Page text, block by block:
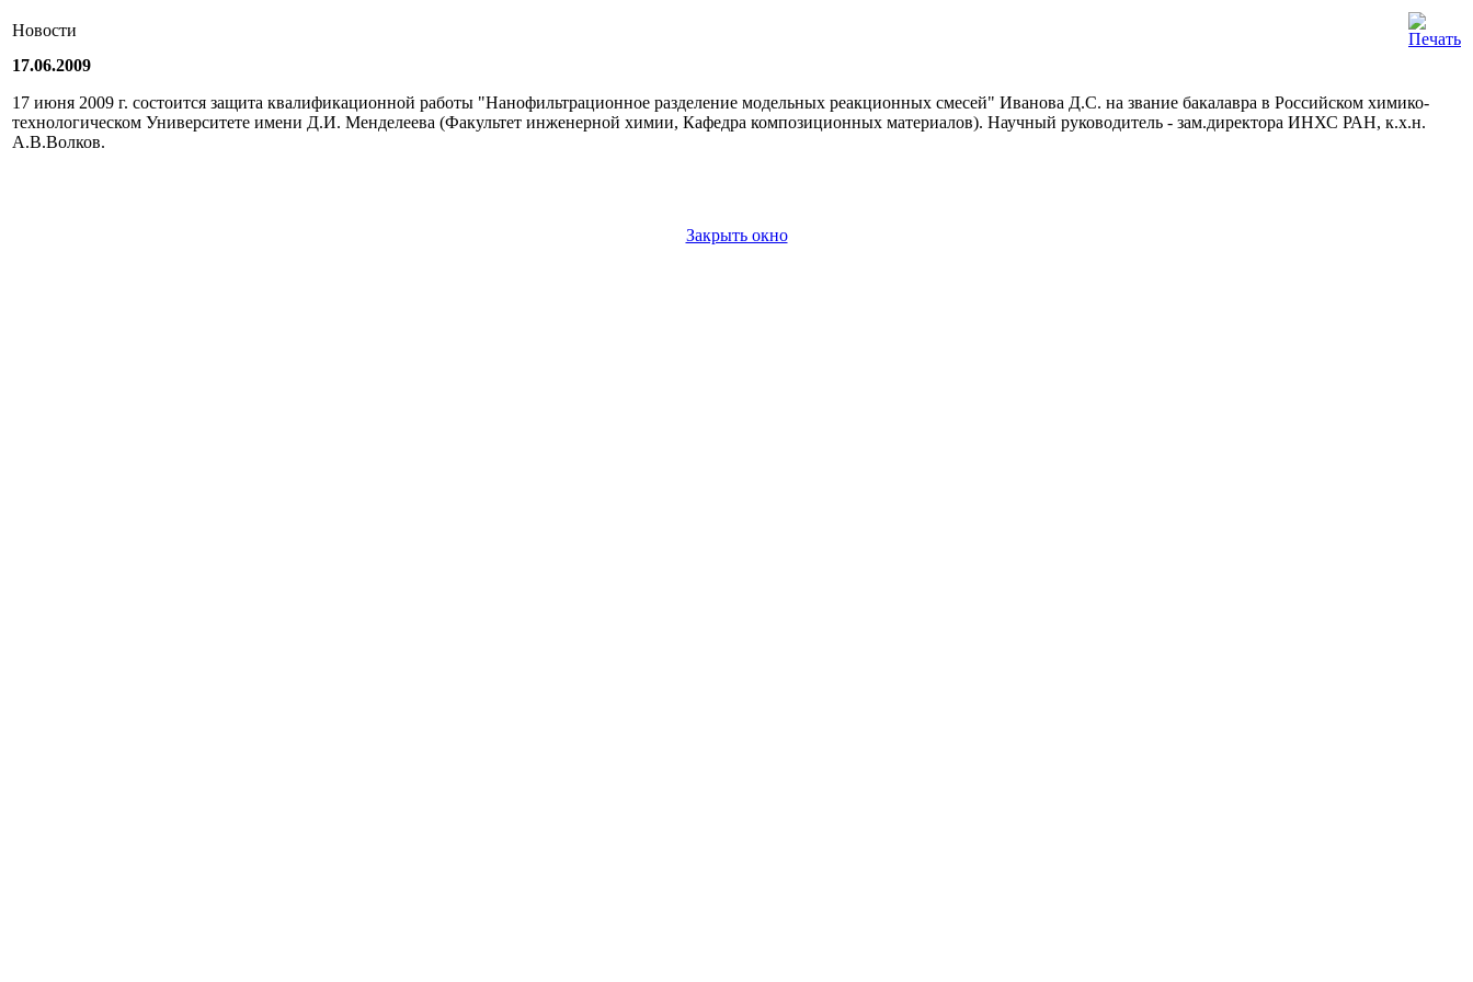
Новости
17.06.2009
17 июня 2009 г. состоится защита квалификационной работы "Нанофильтрационное разделение модельных реакционных смесей" Иванова Д.С. на звание бакалавра в Российском химико-
технологическом Университете имени Д.И. Менделеева (Факультет инженерной химии, Кафедра композиционных материалов). Научный руководитель - зам.директора ИНХС РАН, к.х.н.
А.В.Волков.
Закрыть окно